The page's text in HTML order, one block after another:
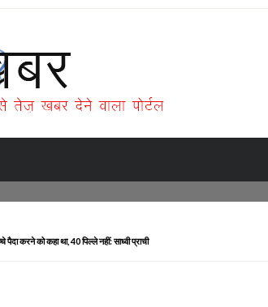
पैदा करने को कहा था, 40 पिल्ले नहीं: साध्वी प्राची